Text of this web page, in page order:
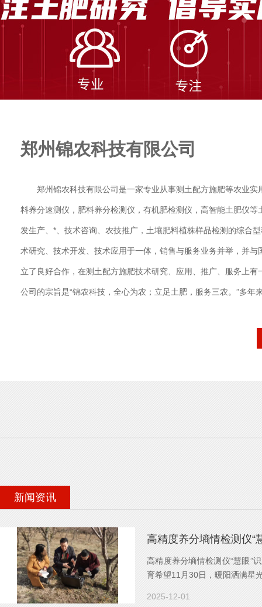
郑州锦农科技有限公司
郑州锦农科技有限公司是一家专业从事测土配方施肥等农业实
料养分速测仪，肥料养分检测仪，有机肥检测仪，高智能土肥仪等
发生产、*、技术咨询、农技推广，土壤肥料植株样品检测的综合
术研究、技术开发、技术应用于一体，销售与服务业务并举，并与
立了良好合作，在测土配方施肥技术研究、应用、推广、服务上有
公司的宗旨是“锦农科技，全心为农；立足土肥，服务三农。”多年
新闻资讯
高精度养分墒情检测仪“慧眼”
育希望11月30日，暖阳洒满星
2025-12-01